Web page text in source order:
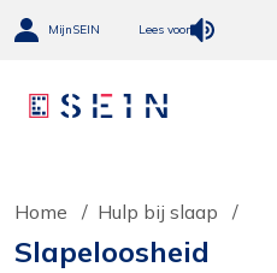
MijnSEIN Lees voor
Home Hulp bij slaap
Slapeloosheid